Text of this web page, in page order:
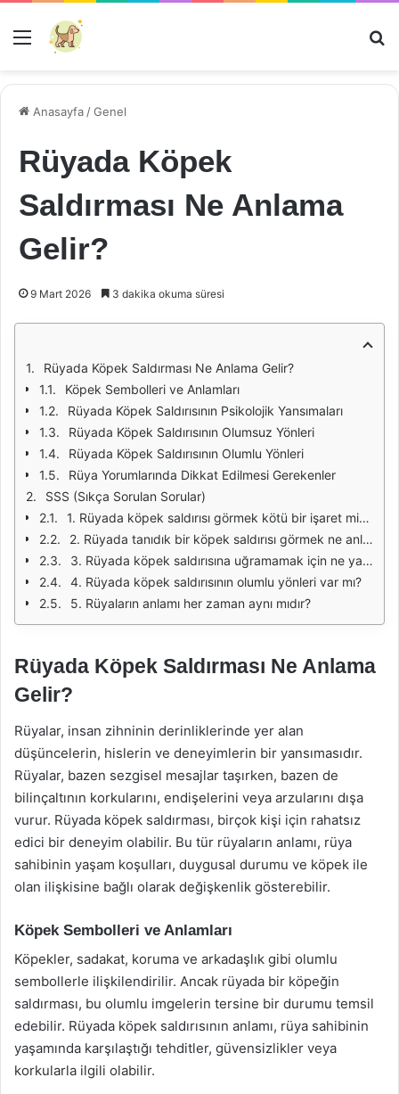
Menü
Anasayfa /Genel
Rüyada Köpek
Saldırması Ne Anlama
Gelir?
9 Mart 2026 3 dakika okuma süresi
Rüyada Köpek Saldırması Ne Anlama Gelir?
Köpek Sembolleri ve Anlamları
Rüyada Köpek Saldırısının Psikolojik Yansımaları
Rüyada Köpek Saldırısının Olumsuz Yönleri
Rüyada Köpek Saldırısının Olumlu Yönleri
Rüya Yorumlarında Dikkat Edilmesi Gerekenler
SSS (Sıkça Sorulan Sorular)
1. Rüyada köpek saldırısı görmek kötü bir işaret midir?
2. Rüyada tanıdık bir köpek saldırısı görmek ne anlama gelir?
3. Rüyada köpek saldırısına uğramamak için ne yapmalıyım?
4. Rüyada köpek saldırısının olumlu yönleri var mı?
5. Rüyaların anlamı her zaman aynı mıdır?
Rüyada Köpek Saldırması Ne Anlama
Gelir?
Rüyalar, insan zihninin derinliklerinde yer alan
düşüncelerin, hislerin ve deneyimlerin bir yansımasıdır.
Rüyalar, bazen sezgisel mesajlar taşırken, bazen de
bilinçaltının korkularını, endişelerini veya arzularını dışa
vurur. Rüyada köpek saldırması, birçok kişi için rahatsız
edici bir deneyim olabilir. Bu tür rüyaların anlamı, rüya
sahibinin yaşam koşulları, duygusal durumu ve köpek ile
olan ilişkisine bağlı olarak değişkenlik gösterebilir.
Köpek Sembolleri ve Anlamları
Köpekler, sadakat, koruma ve arkadaşlık gibi olumlu
sembollerle ilişkilendirilir. Ancak rüyada bir köpeğin
saldırması, bu olumlu imgelerin tersine bir durumu temsil
edebilir. Rüyada köpek saldırısının anlamı, rüya sahibinin
yaşamında karşılaştığı tehditler, güvensizlikler veya
korkularla ilgili olabilir.